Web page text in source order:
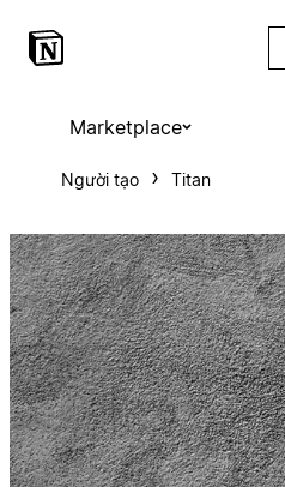
Marketplace
Người tạo Titan